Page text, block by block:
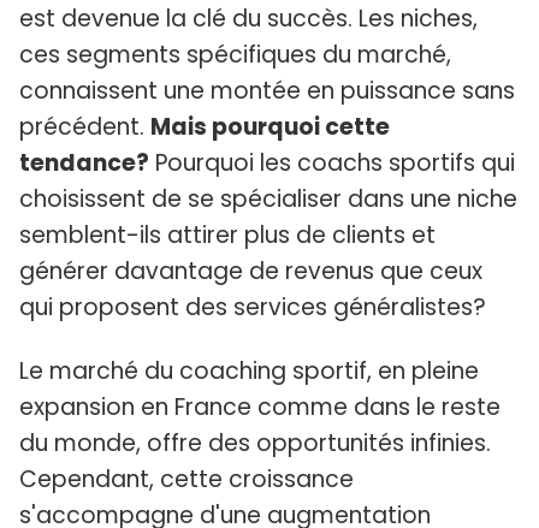
est devenue la clé du succès. Les niches,
ces segments spécifiques du marché,
connaissent une montée en puissance sans
précédent. Mais pourquoi cette
tendance? Pourquoi les coachs sportifs qui
choisissent de se spécialiser dans une niche
semblent-ils attirer plus de clients et
générer davantage de revenus que ceux
qui proposent des services généralistes?
Le marché du coaching sportif, en pleine
expansion en France comme dans le reste
du monde, offre des opportunités infinies.
Cependant, cette croissance
s'accompagne d'une augmentation